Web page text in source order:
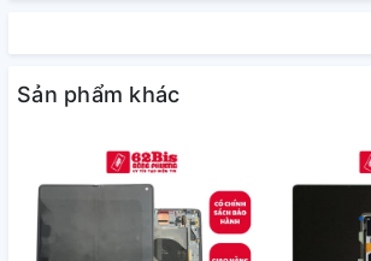
Sản phẩm khác